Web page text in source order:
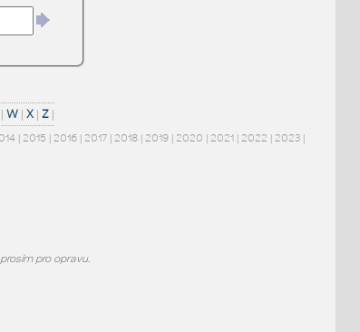
|W |X |Z |
| 2015 | 2016| 2017| 2018| 2019| 2020 | 2021| 2022 | 2023|
pro opravu.